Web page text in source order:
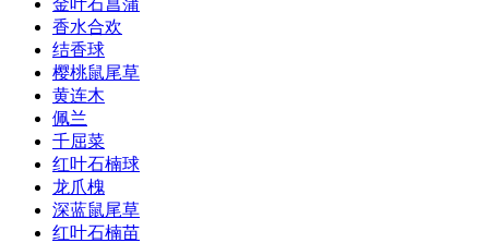
香水合欢
结香球
樱桃鼠尾草
黄连木
佩兰
千屈菜
红叶石楠球
龙爪槐
深蓝鼠尾草
红叶石楠苗